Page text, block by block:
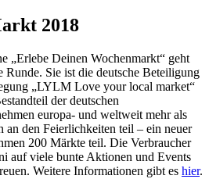
2018
„Erlebe Deinen Wochenmarkt“ geht
Runde. Sie ist die deutsche Beteiligung
„LYLM Love your local market“
der deutschen
europa- und weltweit mehr als
den Feierlichkeiten teil – ein neuer
200 Märkte teil. Die Verbraucher
auf viele bunte Aktionen und Events
Weitere Informationen gibt es hier.